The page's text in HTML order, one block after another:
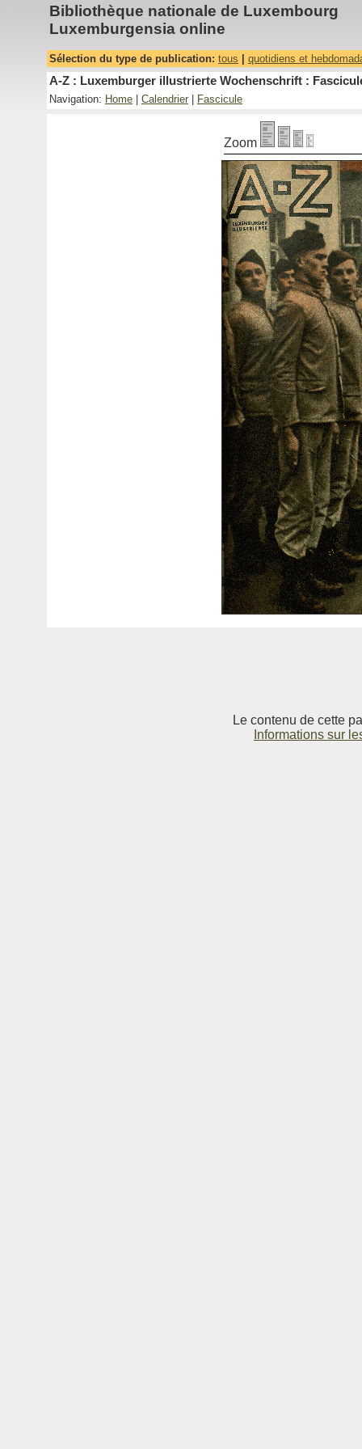
Bibliothèque nationale de Luxembourg
Luxemburgensia online
Sélection du type de publication: tous quotidiens et
A-Z : Luxemburger illustrierte Wochenschrift :
Navigation: Home Calendrier Fascicule
Zoom
Le contenu de cette
Informations sur